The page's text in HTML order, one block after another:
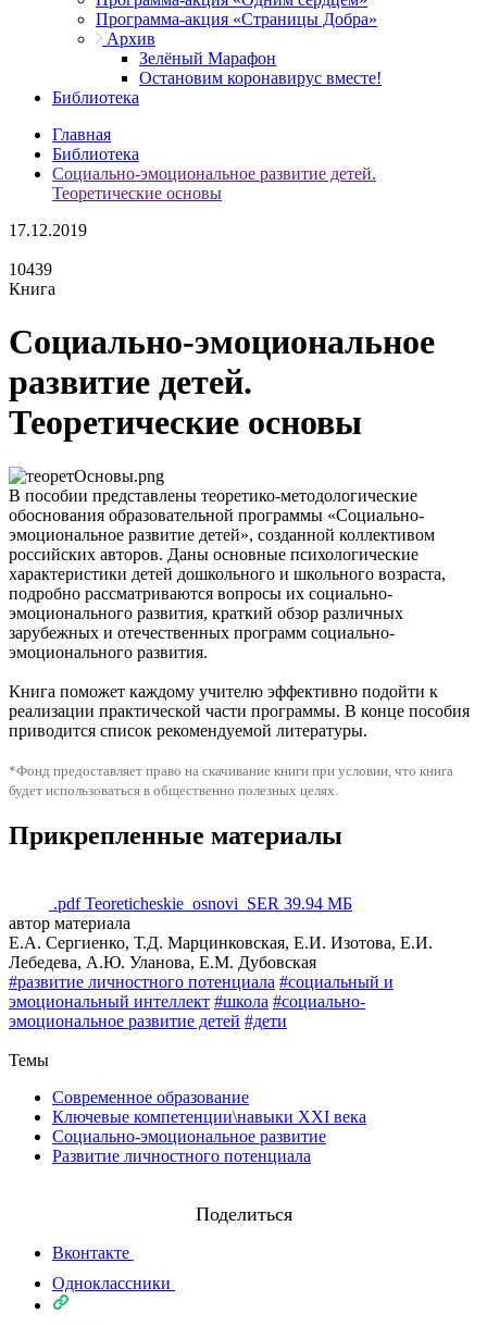
Программа-акция «Страницы Добра»
Архив
Зелёный Марафон
Остановим коронавирус вместе!
Библиотека
Главная
Библиотека
Социально-эмоциональное развитие детей.
Теоретические основы
17.12.2019
10439
Книга
Социально-эмоциональное
развитие детей.
Теоретические основы
В пособии представлены теоретико-методологические
обоснования образовательной программы «Социально-
эмоциональное развитие детей», созданной коллективом
российских авторов. Даны основные психологические
характеристики детей дошкольного и школьного возраста,
подробно рассматриваются вопросы их социально-
эмоционального развития, краткий обзор различных
зарубежных и отечественных программ социально-
эмоционального развития.
Книга поможет каждому учителю эффективно подойти к
реализации практической части программы. В конце пособия
приводится список рекомендуемой литературы.
*Фонд предоставляет право на скачивание книги при условии, что книга
будет использоваться в общественно полезных целях.
Прикрепленные материалы
.pdf Teoreticheskie_osnovi_SER 39.94 МБ
автор материала
Е.А. Сергиенко, Т.Д. Марцинковская, Е.И. Изотова, Е.И.
Лебедева, А.Ю. Уланова, Е.М. Дубовская
#развитие личностного потенциала #социальный и
эмоциональный интеллект #школа #социально-
эмоциональное развитие детей #дети
Темы
Современное образование
Ключевые компетенции\навыки XXI века
Социально-эмоциональное развитие
Развитие личностного потенциала
Поделиться
Вконтакте
Одноклассники